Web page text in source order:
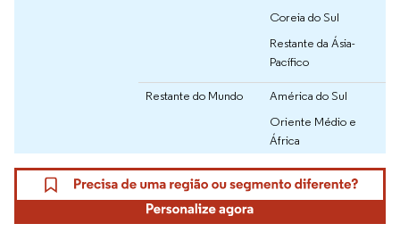
Coreia do Sul
Restante da Ásia-
Pacífico
Restante do Mundo
América do Sul
Oriente Médio e
África